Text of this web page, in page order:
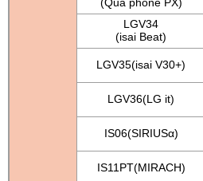
(Qua phone PX)
LGV34
(isai Beat)
LGV35(isai V30+)
LGV36(LG it)
IS06(SIRIUSα)
IS11PT(MIRACH)